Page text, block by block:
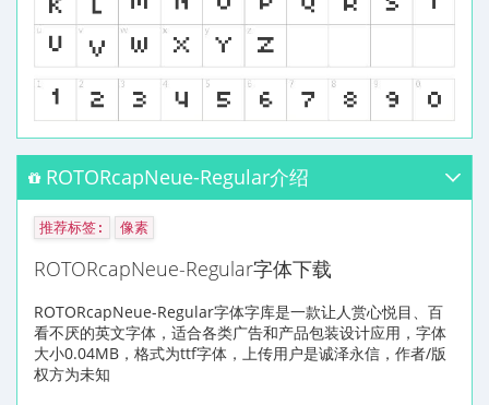
ROTORcapNeue-Regular介绍
推荐标签: 像素
ROTORcapNeue-Regular字体下载
ROTORcapNeue-Regular字体字库是一款让人赏心悦目、百
看不厌的英文字体，适合各类广告和产品包装设计应用，字体
大小0.04MB，格式为ttf字体，上传用户是诚泽永信，作者/版
权方为未知